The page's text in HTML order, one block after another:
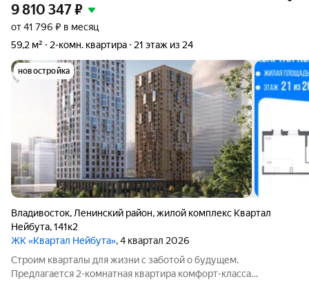
9 810 347₽
от 41 796 ₽ в месяц
59,2 м²
2-комн. квартира 21 этаж из 24
новостройка
Владивосток, Ленинский район,жилой комплекс Квартал
Нейбута,141к2
ЖК «Квартал Нейбута», 4 квартал 2026
Строим кварталы для жизни с заботой о будущем.
Предлагается 2-комнатная квартира комфорт-класса